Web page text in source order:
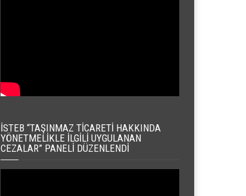
İSTEB “TAŞINMAZ TICARETI HAKKINDA
YÖNETMELIKLE İLGILI UYGULANAN
CEZALAR” PANELI DÜZENLENDI